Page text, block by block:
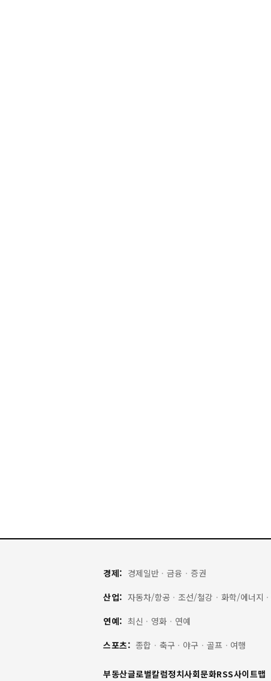
경제: 경제일반 · 금융 · 증권
산업: 자동차/항공 · 조선/철강 · 화학/에너지 ·
연예: 최신 · 영화 · 연예
스포츠: 종합 · 축구 · 야구 · 골프 · 여행
부동산글로벌칼럼정치사회문화RSS사이트맵